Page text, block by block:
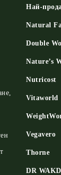
Най-
Natural
Double
Nature’s
Nutricost
Vitaworld
Vegavero
Thorne
DR